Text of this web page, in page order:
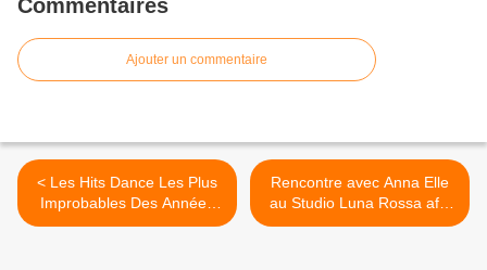
Commentaires
Ajouter un commentaire
< Les Hits Dance Les Plus
Improbables Des Années
90 !
Rencontre avec Anna Elle
au Studio Luna Rossa afin
d’en apprendre plus sur son